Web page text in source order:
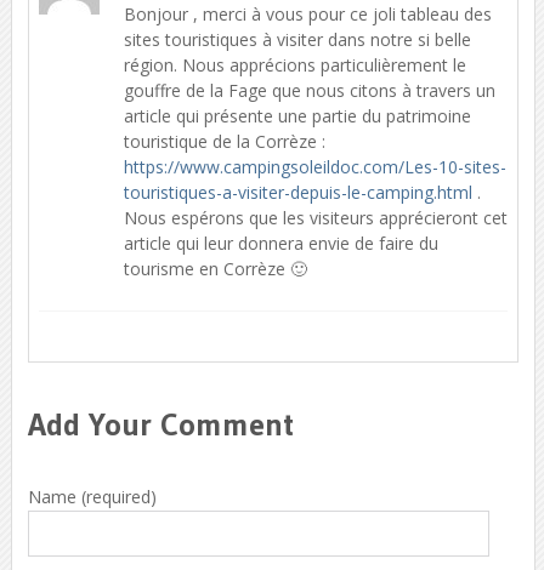
Bonjour , merci à vous pour ce joli tableau des
sites touristiques à visiter dans notre si belle
région. Nous apprécions particulièrement le
gouffre de la Fage que nous citons à travers un
article qui présente une partie du patrimoine
touristique de la Corrèze :
https://www.campingsoleildoc.com/Les-10-sites-
touristiques-a-visiter-depuis-le-camping.html .
Nous espérons que les visiteurs apprécieront cet
article qui leur donnera envie de faire du
tourisme en Corrèze 🙂
Add Your Comment
Name (required)